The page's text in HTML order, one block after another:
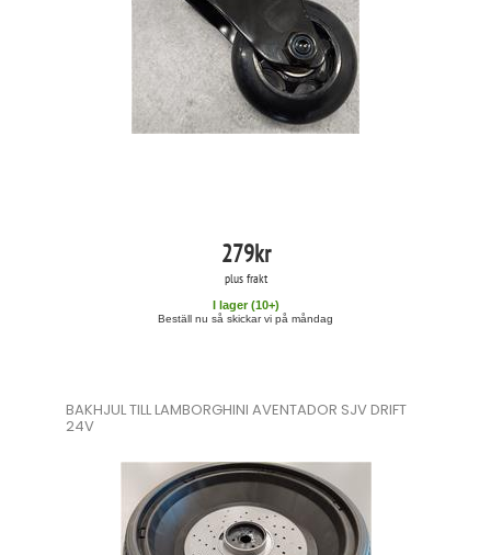
279kr
plus frakt
I lager (10+)
Beställ nu så skickar vi på måndag
BAKHJUL TILL LAMBORGHINI AVENTADOR SJV DRIFT
24V